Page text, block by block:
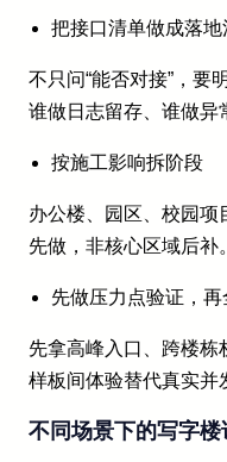
把接口清单做成落地
不只问“能否对接”，要
谁做日志留存、谁做异
按施工影响拆阶段
办公楼、园区、校园项
先做，非核心区域后补。
先做压力点验证，
先拿高峰入口、跨楼栋
样板间体验替代真实并
不同场景下的写字